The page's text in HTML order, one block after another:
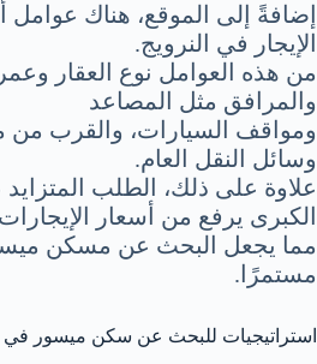
إضافةً إلى الموقع، هناك
الإيجار في النرويج.
من هذه العوامل نوع العقار
والمرافق مثل المصاعد
ومواقف السيارات، والقرب من
وسائل النقل العام.
علاوة على ذلك، الطلب
الكبرى يرفع من أسعار
مما يجعل البحث عن مسكن
مستمرًا.
استراتيجيات للبحث عن سكن ميسور في